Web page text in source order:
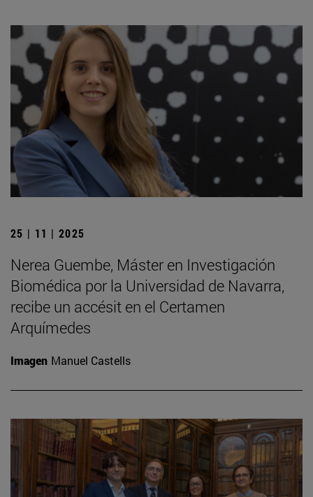
25 | 11 | 2025
Nerea Guembe, Máster en Investigación
Biomédica por la Universidad de Navarra,
recibe un accésit en el Certamen
Arquímedes
Imagen Manuel Castells